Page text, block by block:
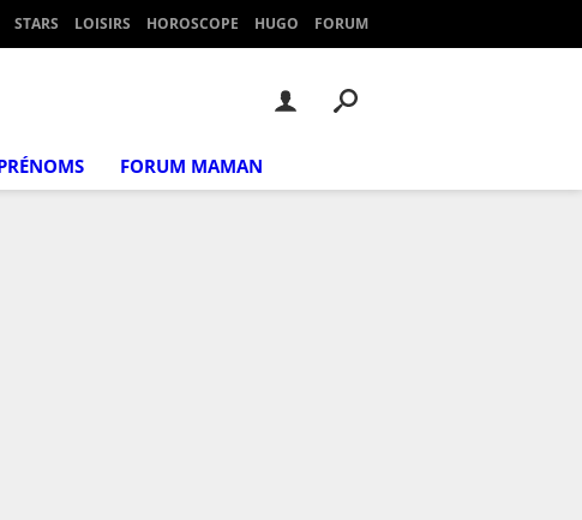
STARS LOISIRS HOROSCOPE HUGO FORUM
FORUM MAMAN